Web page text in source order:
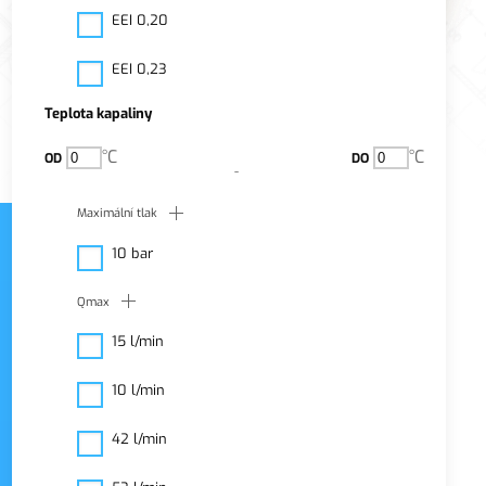
Cirkulační čerpadlo
zajišťuje okamžitou
EEI 0,20
EEI 0,23
Teplota kapaliny
OD °C DO °C
Maximální tlak
10 bar
Qmax
15 l/min
10 l/min
42 l/min